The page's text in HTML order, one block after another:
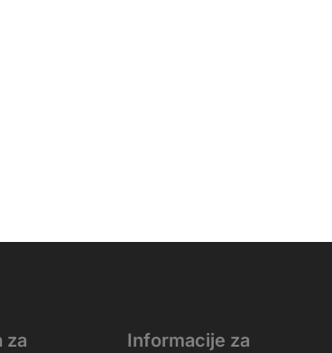
za
Informacije za